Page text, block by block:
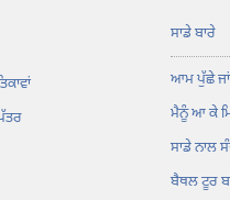
ਸਾਡੇ ਬਾਰੇ
ਆਮ ਪੁੱਛੇ
ਮੈਨੂੰ ਆ ਕੇ
ਸਾਡੇ ਨਾਲ
ਬੈਥਲ ਟੂਰ